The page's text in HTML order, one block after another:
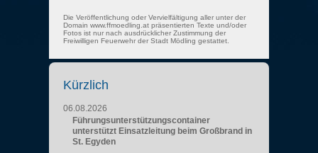
Die Veröffentlichung oder Vervielfältigung aller unter der
Domain www.ffmoedling.at präsentierten Texte und/oder
Fotos ist nur nach ausdrücklicher Zustimmung der
Freiwilligen Feuerwehr der Stadt Mödling gestattet.
Kürzlich
06.08.2026
Führungsunterstützungscontainer
unterstützt Einsatzleitung beim Großbrand in
St. Egyden